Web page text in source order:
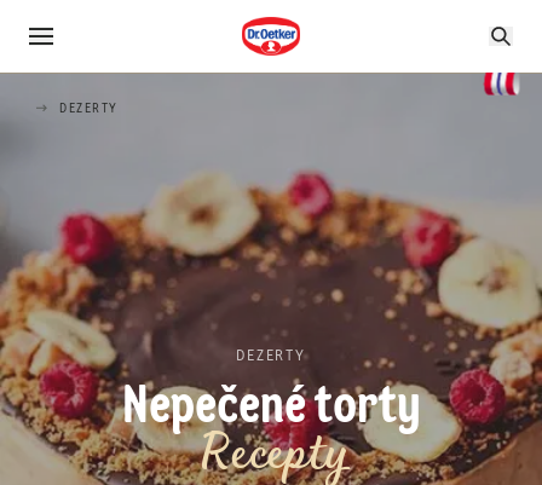
DEZERTY
DEZERTY
Nepečené torty
Recepty